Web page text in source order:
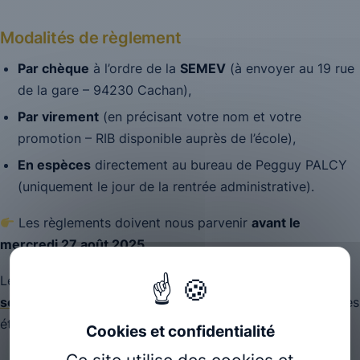
Modalités de règlement
Par chèque à l’ordre de la SEMEV (à envoyer au 19 rue
de la gare – 94230 Cachan),
Par virement (en précisant votre nom et votre
promotion – RIB disponible auprès de l’école),
En espèces directement au bureau de Pegguy PALCY
(uniquement le jour de la rentrée administrative).
Les règlements doivent nous parveniravant le
mercredi 27 août 2025.
Le justificatif est à envoyer par mail à
sophie.breton@osteobio.net
ou à remettre au bureau des
études lors de la rentrée.